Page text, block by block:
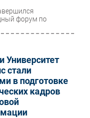
форум по
искусственному
в
Digital Innopolis Days
Университет
стали
в подготовке
кадров